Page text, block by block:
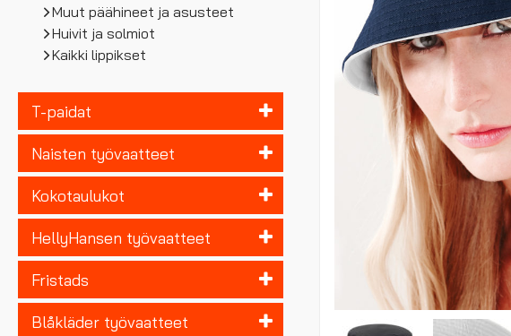
Muut päähineet ja asusteet
Huivit ja solmiot
Kaikki lippikset
T-paidat
Naisten työvaatteet
Kokotaulukot
HellyHansen työvaatteet
Fristads
Blåkläder työvaatteet